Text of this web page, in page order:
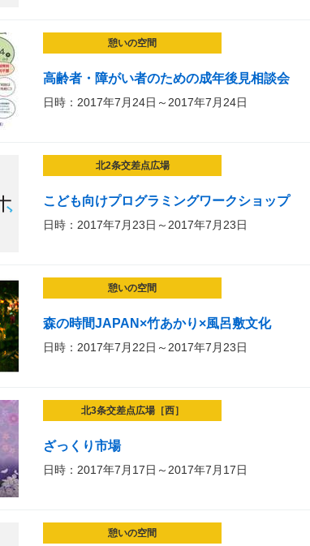
憩いの空間
高齢者・障がい者のための成年後見相談会
日時：2017年7月24日～2017年7月24日
北2条交差点広場
こども向けプログラミングワークショップ
日時：2017年7月23日～2017年7月23日
憩いの空間
森の時間JAPAN×竹あかり×風呂敷文化
日時：2017年7月22日～2017年7月23日
北3条交差点広場［西］
ざっくり市場
日時：2017年7月17日～2017年7月17日
憩いの空間